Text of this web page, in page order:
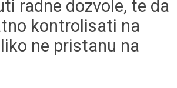
radne dozvole, te da
kontrolisati na
ne pristanu na